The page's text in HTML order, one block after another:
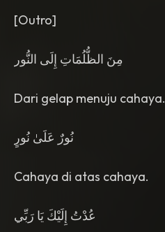
[Outro]
مِنَ الظُّلُمَاتِ إِلَى النُّور
Dari gelap menuju cahaya.
نُورٌ عَلَىٰ نُورٍ
Cahaya di atas cahaya.
عُدْتُ إِلَيْكَ يَا رَبِّي